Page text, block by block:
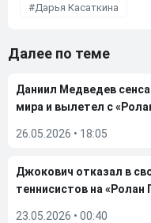
Дарья Касаткина
Далее по теме
Даниил Медведев
мира и вылетел с
26.05.2026 • 18:05
Джокович отказал в
теннисистов на «Ролан
23.05.2026 • 00:40